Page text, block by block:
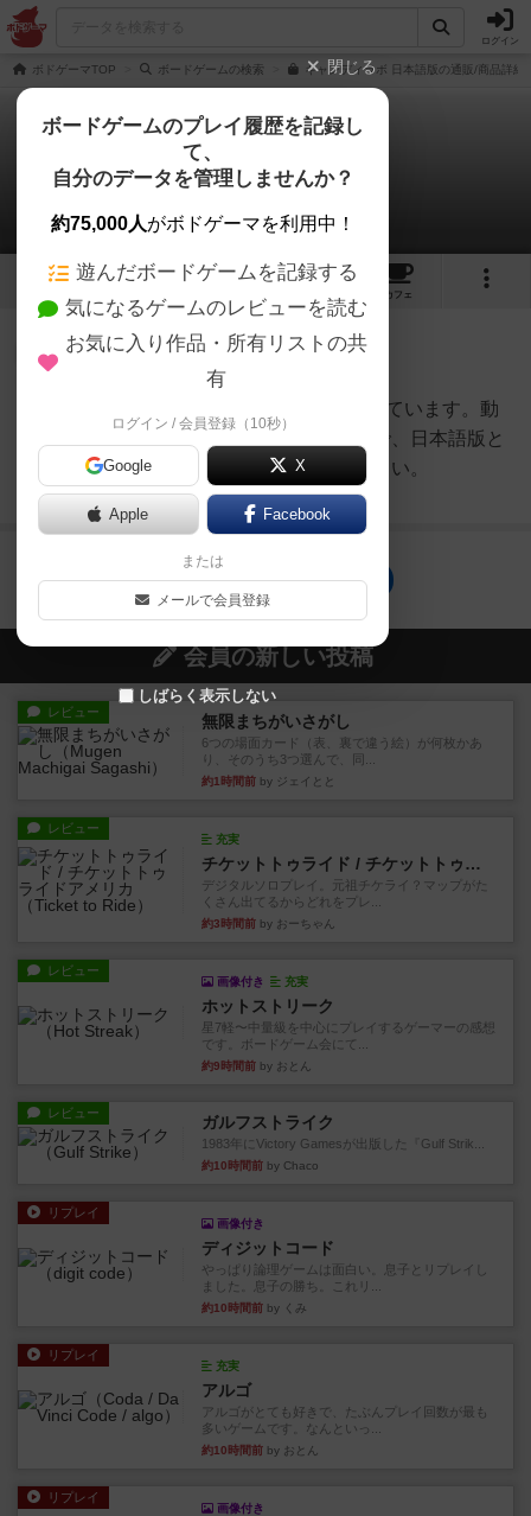
ログイン
ボドゲーマTOP ボードゲームの検索 キャンディラボ 日本語版の通販/商品詳細
キャンディラボ
1件のルール/インスト
7 5 2
カフェ
47名 0
Youtubeにインスト動画を投稿しています。動
画中の物はフランス語版ですので、日本語版と
各名称が異なるのでご注意ください。
続きを読む（5年以上前）
大賢者
ん@Youtube
ボドゲ動画投
キャンディラボのトップに戻る
会員の新しい投稿
レビュー 無限まちがいさがし
6つの場面カード（表、裏で違う絵）が何枚かあ
り、そのうち3つ選んで、同...
約1時間前 by ジェイとと
レビュー
充実
チケットトゥライド / チケットトゥライドアメリカ
デジタルソロプレイ。元祖チケライ？マップがた
くさん出てるからどれをプレ...
約3時間前 by おーちゃん
レビュー
画像付き 充実
ホットストリーク
星7軽〜中量級を中心にプレイするゲーマーの感想
です。ボードゲーム会にて...
約9時間前 by おとん
レビュー ガルフストライク
1983年にVictory Gamesが出版した『Gulf Strik...
約10時間前 by Chaco
リプレイ
画像付き
ディジットコード
やっぱり論理ゲームは面白い。息子とリプレイし
ました。息子の勝ち。これリ...
約10時間前 by くみ
リプレイ
充実
アルゴ
アルゴがとても好きで、たぶんプレイ回数が最も
多いゲームです。なんといっ...
約10時間前 by おとん
リプレイ
画像付き
閉じる
ボードゲームのプレイ履歴を記録し
て、
自分のデータを管理しませんか？
約75,000人がボドゲーマを利用中！
遊んだボードゲームを記録する
気になるゲームのレビューを読む
お気に入り作品・所有リストの共
有
ログイン / 会員登録（10秒）
Google X
Apple Facebook
または
メールで会員登録
しばらく表示しない